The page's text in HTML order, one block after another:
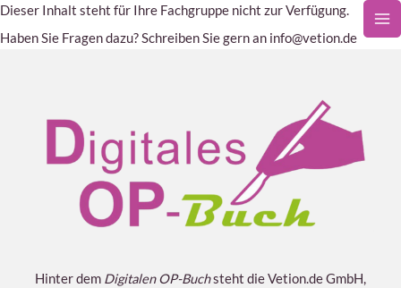
Zum
Inhalt
Dieser Inhalt steht für Ihre Fachgruppe nicht zur Verfügung.
Haben Sie Fragen dazu? Schreiben Sie gern an info@vetion.de
Hinter dem Digitalen OP-Buchsteht die Vetion.de GmbH,